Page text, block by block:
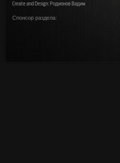
Create and Design: Родионов Вадим
Спонсор раздела: